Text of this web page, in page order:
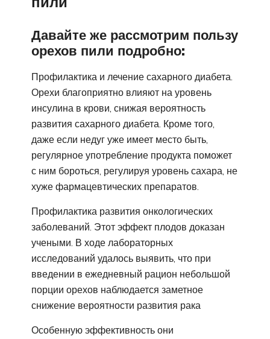
Давайте же рассмотрим пользу
орехов пили подробно:
Профилактика и лечение сахарного диабета.
Орехи благоприятно влияют на уровень
инсулина в крови, снижая вероятность
развития сахарного диабета. Кроме того,
даже если недуг уже имеет место быть,
регулярное употребление продукта поможет
с ним бороться, регулируя уровень сахара, не
хуже фармацевтических препаратов.
Профилактика развития онкологических
заболеваний. Этот эффект плодов доказан
учеными. В ходе лабораторных
исследований удалось выявить, что при
введении в ежедневный рацион небольшой
порции орехов наблюдается заметное
снижение вероятности развития рака
Особенную эффективность они